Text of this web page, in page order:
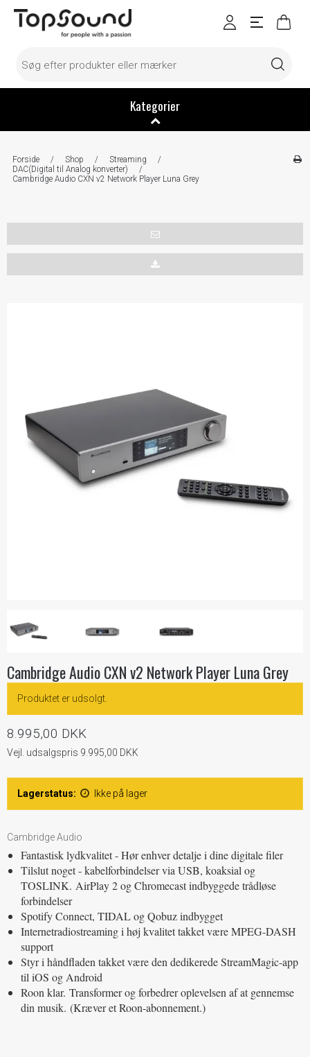
Kategorier
Forside / Shop / Streaming
/
DAC(Digital til Analog konverter)
/
Cambridge Audio CXN v2 Network Player Luna Grey
Cambridge Audio CXN v2 Network Player Luna Grey
Produktet er udsolgt.
8.995,00 DKK
Vejl. udsalgspris 9.995,00 DKK
Lagerstatus: Ikke på lager
Cambridge Audio
Fantastisk lydkvalitet - Hør enhver detalje i dine digitale filer
Tilslut noget - kabelforbindelser via USB, koaksial og
TOSLINK. AirPlay 2 og Chromecast indbyggede trådløse
forbindelser
Spotify Connect, TIDAL og Qobuz indbygget
Internetradiostreaming i høj kvalitet takket være MPEG-DASH
support
Styr i håndfladen takket være den dedikerede StreamMagic-app
til iOS og Android
Roon klar. Transformer og forbedrer oplevelsen af ​​at gennemse
din musik. (Kræver et Roon-abonnement.)